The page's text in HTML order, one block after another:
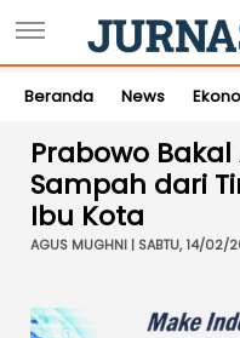
Beranda News
Prabowo
Sampah dari
Ibu Kota
AGUS MUGHNI | SABTU, 14/02/